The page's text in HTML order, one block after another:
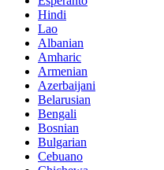
Hindi
Lao
Albanian
Amharic
Armenian
Azerbaijani
Belarusian
Bengali
Bosnian
Bulgarian
Cebuano